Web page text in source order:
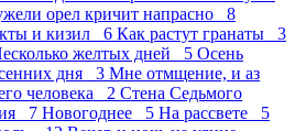
орел кричит напрасно 8
и кизил 6 Как растут гранаты 3
желтых дней 5 Осень
дня 3 Мне отмщение, и аз
человека 2 Стена Седьмого
7 Новогоднее 5 На рассвете 5